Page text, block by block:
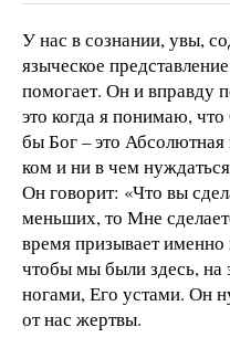
У нас в сознании, увы,
языческое
помогает. Он и вправду
это когда я понимаю,
бы Бог – это
ком и ни в чем
Он говорит: «Что вы
меньших, то Мне
время призывает
чтобы мы были здесь, на
ногами, Его устами. Он
от нас жертвы.